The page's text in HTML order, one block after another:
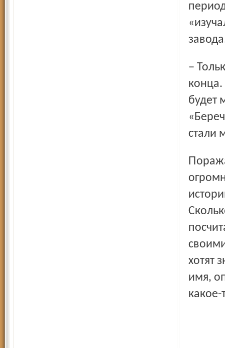
– Только бы у меня хватило времени довести дело до
будет
стали
Поражают такие люди. Скромно и упрямо делают они
хотят
имя,
какое-